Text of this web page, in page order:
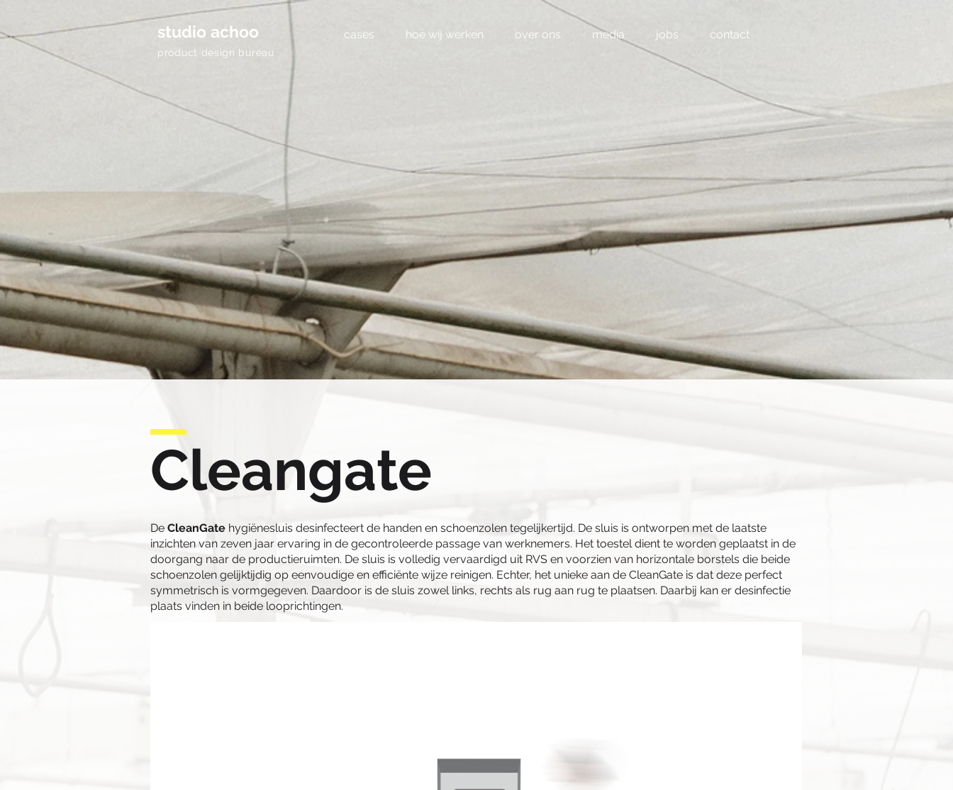
studio achoo
product design bureau
cases hoe wij werken over ons media jobs contact
Cleangate
De CleanGate hygiënesluis desinfecteert de handen en schoenzolen tegelijkertijd. De sluis is ontworpen met de laatste
inzichten van zeven jaar ervaring in de gecontroleerde passage van werknemers. Het toestel dient te worden geplaatst in de
doorgang naar de productieruimten. De sluis is volledig vervaardigd uit RVS en voorzien van horizontale borstels die beide
schoenzolen gelijktijdig op eenvoudige en efficiënte wijze reinigen. Echter, het unieke aan de CleanGate is dat deze perfect
symmetrisch is vormgegeven. Daardoor is de sluis zowel links, rechts als rug aan rug te plaatsen. Daarbij kan er desinfectie
plaats vinden in beide looprichtingen.